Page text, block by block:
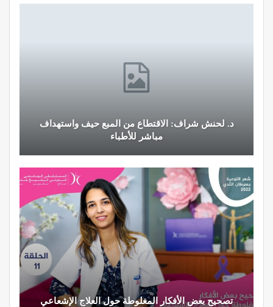
د. لحنش شراف: الاقتطاع من المبع حيف واستهداف
مباشر للأطباء
تصحيح بعض الأفكار المغلوطة حول العلاج الإشعاعي